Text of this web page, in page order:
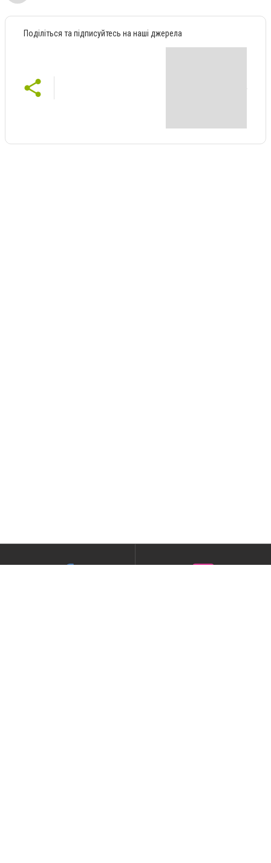
Поділіться та підписуйтесь на наші джерела